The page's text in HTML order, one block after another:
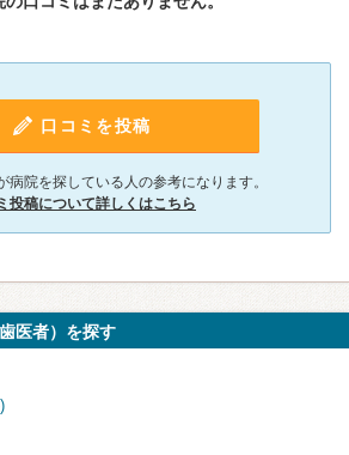
口コミを投稿
病院を探している人の参考になります。
投稿について詳しくはこちら
医者）を探す